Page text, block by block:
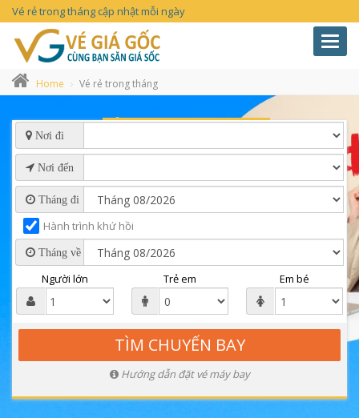
Vé rẻ trong tháng cập nhật mỗi ngày
Home Vé rẻ trong tháng
Nơi đi
Nơi đến
Tháng đi
Hành trình khứ hồi
Tháng về
Người lớn Trẻ em Em bé
Hướng dẫn đặt vé máy bay